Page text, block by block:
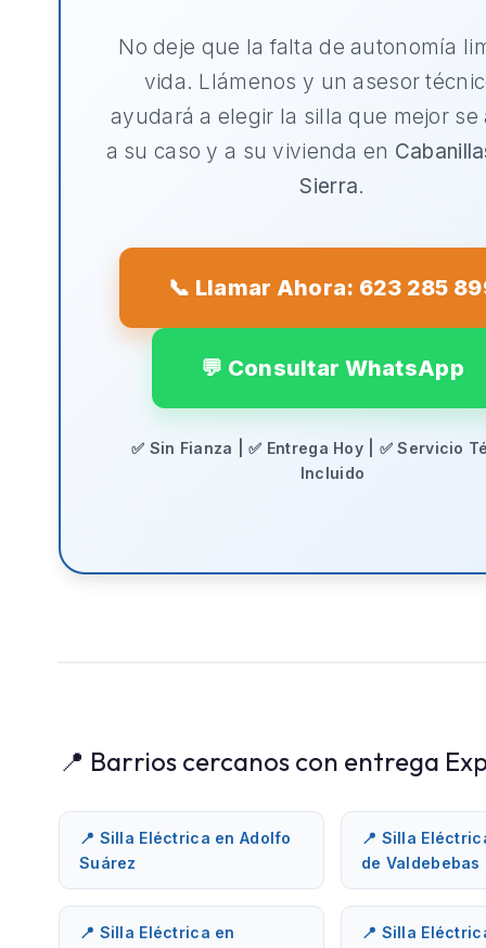
No deje que la falta de autonomía
vida. Llámenos y un asesor
ayudará a elegir la silla que mejor se
a su caso y a su vivienda en
Sierra.
📞 Llamar Ahora: 623 285
💬 Consultar WhatsApp
✅ Sin Fianza | ✅ Entrega Hoy | ✅ Servicio
Incluido
📍 Barrios cercanos con entrega
📍 Silla Eléctrica en Adolfo
Suárez
📍 Silla
de Valdebebas
📍 Silla Eléctrica en
📍 Silla